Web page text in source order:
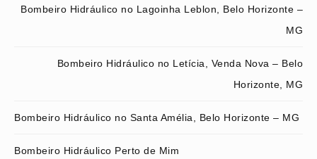
Bombeiro Hidráulico no Lagoinha Leblon, Belo Horizonte –
MG
Bombeiro Hidráulico no Letícia, Venda Nova – Belo
Horizonte, MG
Bombeiro Hidráulico no Santa Amélia, Belo Horizonte – MG
Bombeiro Hidráulico Perto de Mim